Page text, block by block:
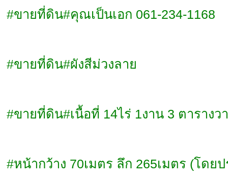
#ขายที่ดิน#คุณเป็นเอก 061-234-1168
#ขายที่ดิน#ผังสีม่วงลาย
#ขายที่ดิน#เนื้อที่ 14ไร่ 1งาน 3 ตารางวา
#หน้ากว้าง 70เมตร ลึก 265เมตร (โดย